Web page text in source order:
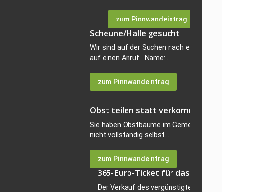
zum Pinnwandeintrag
Scheune/Halle gesucht
Wir sind auf der Suchen nach einer Halle/Scheune
auf einen Anruf . Name:...
zum Pinnwandeintrag
Obst teilen statt verkommen lassen
Sie haben Obstbäume im Gemeindegebiet und
nicht vollständig selbst...
zum Pinnwandeintrag
365‑Euro‑Ticket für das neue Schuljahr
Der Verkauf des vergünstigten 365‑Euro‑Tickets